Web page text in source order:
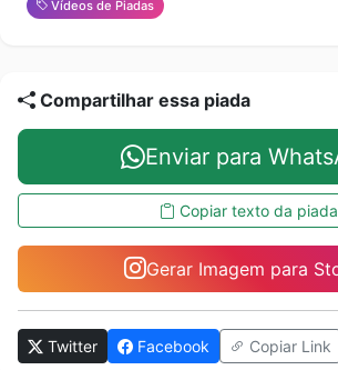
Vídeos de Piadas
Compartilhar essa piada
Enviar para
Copiar texto da piada
Gerar Imagem para
Twitter Facebook Copiar Link